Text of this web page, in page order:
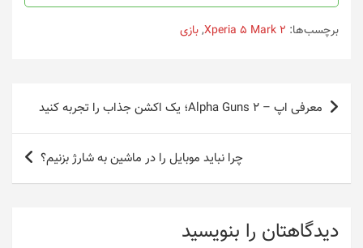
برچسب‌ها: Xperia 5 Mark 2
,بازی
راهبری
نوشته
معرفی اپ – Alpha Guns 2؛ یک اکشن جذاب را تجربه کنید
چرا نباید موبایل را در ماشین به شارژ بزنیم؟
دیدگاهتان را بنویسید